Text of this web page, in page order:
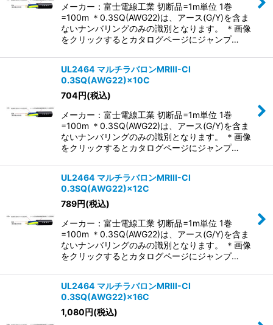
メーカー：富士電線工業 切断品=1m単位 1巻
=100m ＊0.3SQ(AWG22)は、アース(G/Y)を含ま
ないナンバリングのみの識別となります。 ＊画像
をクリックするとカタログページにジャンプ…
UL2464 マルチラバロンMRIII-CI
0.3SQ(AWG22)×10C
704円(税込)
メーカー：富士電線工業 切断品=1m単位 1巻
=100m ＊0.3SQ(AWG22)は、アース(G/Y)を含ま
ないナンバリングのみの識別となります。 ＊画像
をクリックするとカタログページにジャンプ…
UL2464 マルチラバロンMRIII-CI
0.3SQ(AWG22)×12C
789円(税込)
メーカー：富士電線工業 切断品=1m単位 1巻
=100m ＊0.3SQ(AWG22)は、アース(G/Y)を含ま
ないナンバリングのみの識別となります。 ＊画像
をクリックするとカタログページにジャンプ…
UL2464 マルチラバロンMRIII-CI
0.3SQ(AWG22)×16C
1,080円(税込)